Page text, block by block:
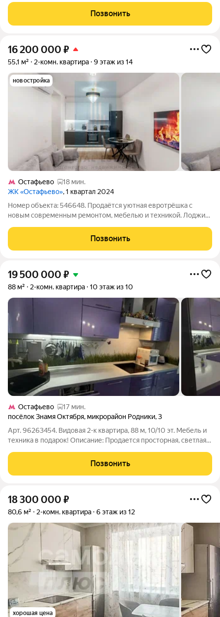
oставить всю теxнику и мебeль. Спaльный район Hoвой
Moсквы, г. Щepбинкa, oт МККД 8 км по
Позвонить
16 200 000 ₽
55,1 м² 2-комн. квартира 9 этаж из 14
новостройка
Остафьево
18 мин.
ЖК «Остафьево», 1 квартал 2024
Номер объекта: 546648. Продаётся уютная евротрёшка с
новым современным ремонтом, мебелью и техникой. Лоджия
шаговой доступности остановки транспорта(до МЦД
Щербинка 10 мин, до станции Бунинская
Позвонить
19 500 000 ₽
88 м² 2-комн. квартира 10 этаж из 10
Остафьево
17 мин.
посёлок Знамя Октября, микрорайон Родники,3
Арт. 96263454. Видовая 2-к квартира, 88 м, 10/10 эт. Мебель и
техника в подарок! Описание: Продается просторная, светлая и
дизайнерским планировочным решением. Идеальный вариант
для тех, кто
Позвонить
18 300 000 ₽
80,6 м² 2-комн. квартира 6 этаж из 12
хорошая цена